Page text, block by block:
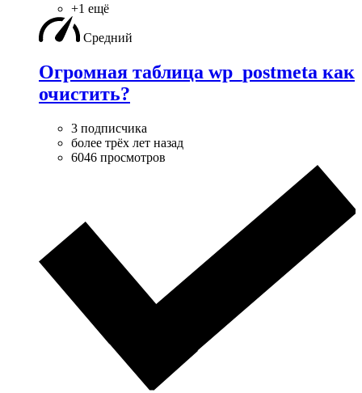
+1 ещё
Средний
Огромная таблица wp_postmeta как
очистить?
3 подписчика
более трёх лет назад
6046 просмотров